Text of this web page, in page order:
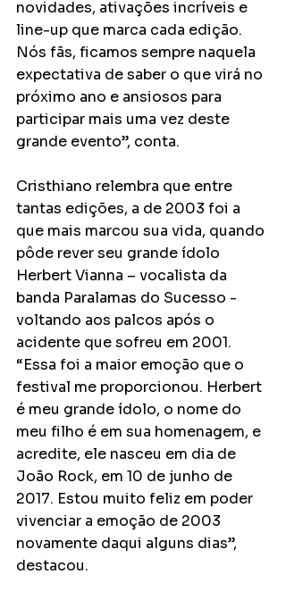
novidades, ativações incríveis e
line-up que marca cada edição.
Nós fãs, ficamos sempre naquela
expectativa de saber o que virá no
próximo ano e ansiosos para
participar mais uma vez deste
grande evento”, conta.
Cristhiano relembra que entre
tantas edições, a de 2003 foi a
que mais marcou sua vida, quando
pôde rever seu grande ídolo
Herbert Vianna – vocalista da
banda Paralamas do Sucesso -
voltando aos palcos após o
acidente que sofreu em 2001.
“Essa foi a maior emoção que o
festival me proporcionou. Herbert
é meu grande ídolo, o nome do
meu filho é em sua homenagem, e
acredite, ele nasceu em dia de
João Rock, em 10 de junho de
2017. Estou muito feliz em poder
vivenciar a emoção de 2003
novamente daqui alguns dias”,
destacou.